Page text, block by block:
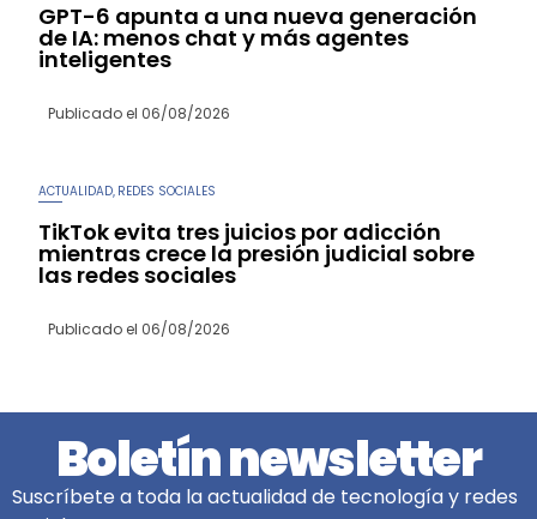
GPT-6 apunta a una nueva generación
de IA: menos chat y más agentes
inteligentes
Publicado el 06/08/2026
ACTUALIDAD REDES SOCIALES
TikTok evita tres juicios por adicción
mientras crece la presión judicial sobre
las redes sociales
Publicado el 06/08/2026
Boletín newsletter
Suscríbete a toda la actualidad de tecnología y redes